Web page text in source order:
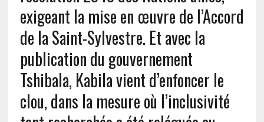
exigeant la mise en œuvre de l’Accord
de la Saint-Sylvestre. Et avec la
publication du gouvernement
Tshibala, Kabila vient d’enfoncer le
clou, dans la mesure où l’inclusivité